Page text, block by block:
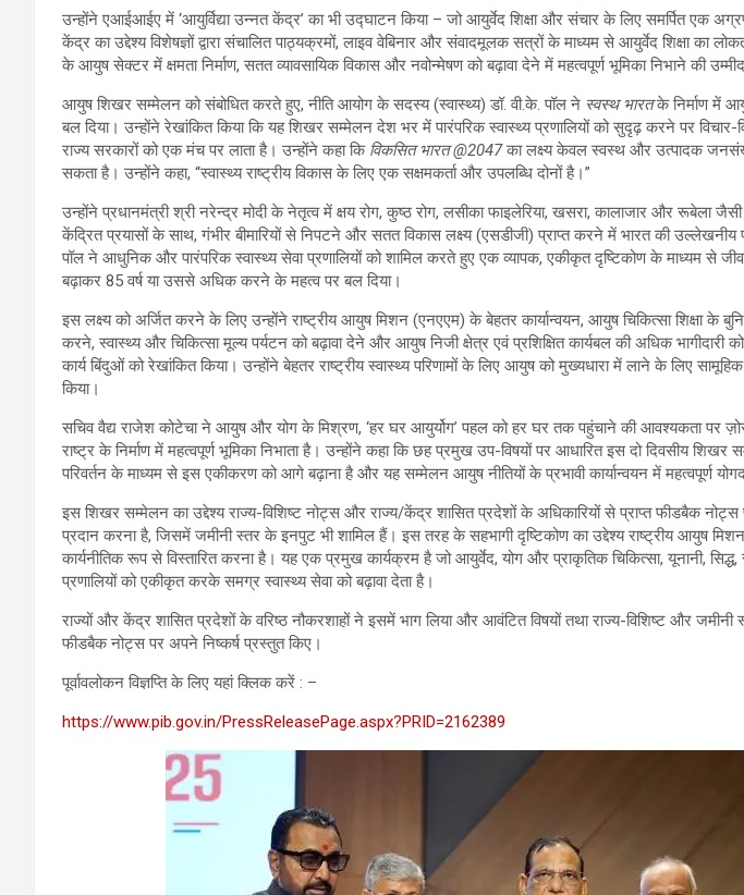
उन्होंने एआईआईए में ‘आयुर्विद्या उन्नत केंद्र’ का भी उद्घाटन किया – जो आयुर्वेद शिक्षा और संचार के लिए समर्पित एक
केंद्र का उद्देश्य विशेषज्ञों द्वारा संचालित पाठ्यक्रमों, लाइव वेबिनार और संवादमूलक सत्रों के माध्यम से आयुर्वेद शिक्षा का
के आयुष सेक्‍टर में क्षमता निर्माण, सतत व्यावसायिक विकास और नवोन्‍मेषण को बढ़ावा देने में महत्वपूर्ण भूमिका निभाने की
आयुष शिखर सम्मेलन को संबोधित करते हुए, नीति आयोग के सदस्य (स्वास्थ्य) डॉ. वी.के. पॉल ने स्वस्थ भारतके निर्माण में
बल दिया। उन्होंने रेखांकित किया कि यह शिखर सम्मेलन देश भर में पारंपरिक स्वास्थ्य प्रणालियों को सुदृढ़ करने पर विचार-
राज्य सरकारों को एक मंच पर लाता है। उन्होंने कहा कि विकसित भारत@2047का लक्ष्य केवल स्वस्थ और उत्पादक
सकता है। उन्होंने कहा, “स्वास्थ्य राष्ट्रीय विकास के लिए एक सक्षमकर्ता और उपलब्धि दोनों है।”
उन्होंने प्रधानमंत्री श्री नरेन्‍द्र मोदी के नेतृत्व में क्षय रोग, कुष्ठ रोग, लसीका फाइलेरिया, खसरा, कालाजार और रूबेला
केंद्रित प्रयासों के साथ, गंभीर बीमारियों से निपटने और सतत विकास लक्ष्य (एसडीजी) प्राप्त करने में भारत की
पॉल ने आधुनिक और पारंपरिक स्वास्थ्य सेवा प्रणालियों को शामिल करते हुए एक व्यापक, एकीकृत दृष्टिकोण के माध्यम से
बढ़ाकर 85 वर्ष या उससे अधिक करने के महत्व पर बल दिया।
इस लक्ष्य को अर्जित करने के लिए उन्होंने राष्ट्रीय आयुष मिशन (एनएएम) के बेहतर कार्यान्वयन, आयुष चिकित्सा शिक्षा के
करने, स्वास्थ्य और चिकित्सा मूल्य पर्यटन को बढ़ावा देने और आयुष निजी क्षेत्र एवं प्रशिक्षित कार्यबल की अधिक भागीदारी
कार्य बिंदुओं को रेखांकित किया। उन्होंने बेहतर राष्ट्रीय स्वास्थ्य परिणामों के लिए आयुष को मुख्यधारा में लाने के लिए
किया।
सचिव वैद्य राजेश कोटेचा ने आयुष और योग के मिश्रण, ‘हर घर आयुर्योग’ पहल को हर घर तक पहुंचाने की आवश्यकता पर
राष्ट्र के निर्माण में महत्वपूर्ण भूमिका निभाता है। उन्होंने कहा कि छह प्रमुख उप-विषयों पर आधारित इस दो दिवसीय शिखर
परिवर्तन के माध्यम से इस एकीकरण को आगे बढ़ाना है और यह सम्‍मेलन आयुष नीतियों के प्रभावी कार्यान्वयन में महत्वपूर्ण
इस शिखर सम्मेलन का उद्देश्य राज्य-विशिष्ट नोट्स और राज्य/केंद्र शासित प्रदेशों के अधिकारियों से प्राप्त फीडबैक नोट्स
प्रदान करना है, जिसमें जमीनी स्तर के इनपुट भी शामिल हैं। इस तरह के सहभागी दृष्टिकोण का उद्देश्य राष्ट्रीय आयुष
कार्यनीतिक रूप से विस्तारित करना है। यह एक प्रमुख कार्यक्रम है जो आयुर्वेद, योग और प्राकृतिक चिकित्सा, यूनानी, सिद्ध,
प्रणालियों को एकीकृत करके समग्र स्वास्थ्य सेवा को बढ़ावा देता है।
राज्यों और केंद्र शासित प्रदेशों के वरिष्ठ नौकरशाहों ने इसमें भाग लिया और आवंटित विषयों तथा राज्य-विशिष्ट और जमीनी
फीडबैक नोट्स पर अपने निष्कर्ष प्रस्तुत किए।
पूर्वावलोकन विज्ञप्‍ति के लिए यहां क्लिक करें : –
https://www.pib.gov.in/PressReleasePage.aspx?PRID=2162389